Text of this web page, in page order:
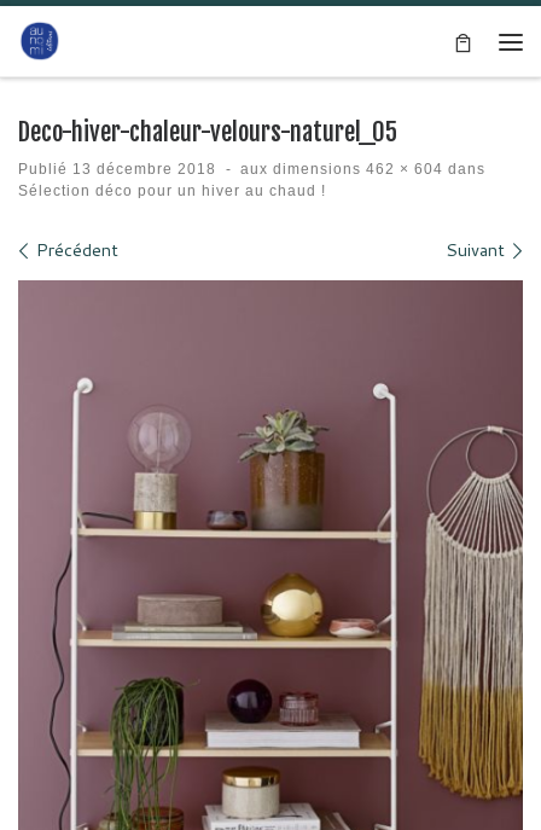
Passer au contenu
Deco-hiver-chaleur-velours-naturel_05
Publié 13 décembre 2018 - aux dimensions 462 × 604 dans
Sélection déco pour un hiver au chaud !
Navigation des images
Précédent Suivant